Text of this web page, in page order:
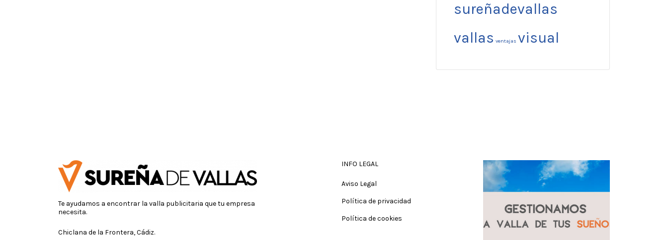
sureñadevallas
vallas ventajas visual
Te ayudamos a encontrar la valla publicitaria que tu empresa
necesita.
Chiclana de la Frontera, Cádiz.
INFO LEGAL
Aviso Legal
Política de privacidad
Política de cookies